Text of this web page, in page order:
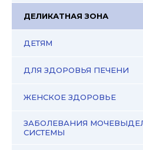
ДЕЛИКАТНАЯ ЗОНА
ДЕТЯМ
ДЛЯ ЗДОРОВЬЯ ПЕЧЕНИ
ЖЕНСКОЕ ЗДОРОВЬЕ
ЗАБОЛЕВАНИЯ
СИСТЕМЫ